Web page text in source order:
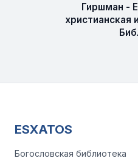
Гиршман -
христианская
ESXATOS
Богословская библиотека